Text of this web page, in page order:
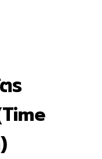
ร